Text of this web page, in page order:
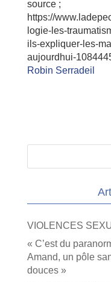
source ;
https://
logie-les-
ils-expliquer-les-
aujourdhui-
Robin Serradeil
VIOLENCES
« C’est du
Amand, un pôle
douces »